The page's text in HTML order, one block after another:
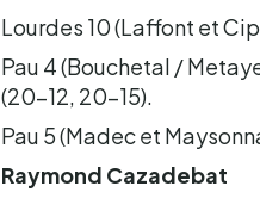
Lourdes 10 (Laffont et
Pau 4 (Bouchetal /
(20-12, 20-15).
Pau 5 (Madec et
Raymond Cazadebat